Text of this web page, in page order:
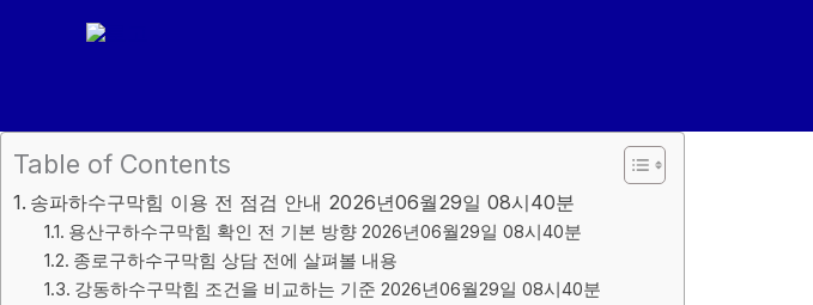
건
너
Table of Contents
송파하수구막힘 이용 전 점검 안내 2026년06월29일 08시40분
용산구하수구막힘 확인 전 기본 방향 2026년06월29일 08시40분
종로구하수구막힘 상담 전에 살펴볼 내용
강동하수구막힘 조건을 비교하는 기준 2026년06월29일 08시40분